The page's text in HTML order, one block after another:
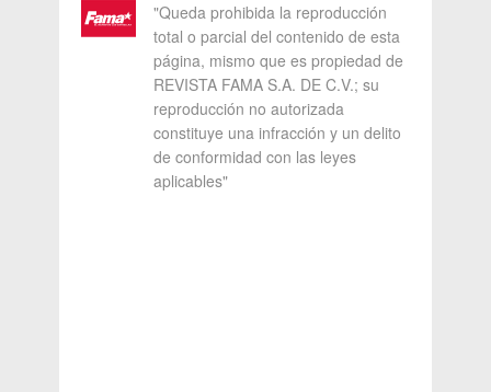
"Queda prohibida la reproducción
total o parcial del contenido de esta
página, mismo que es propiedad de
REVISTA FAMA S.A. DE C.V.; su
reproducción no autorizada
constituye una infracción y un delito
de conformidad con las leyes
aplicables"